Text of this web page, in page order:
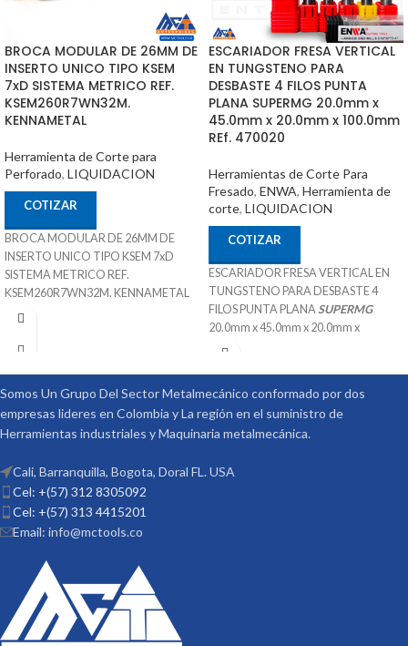
BROCA MODULAR DE 26MM DE
INSERTO UNICO TIPO KSEM
7xD SISTEMA METRICO REF.
KSEM260R7WN32M.
KENNAMETAL
Herramienta de Corte para
Perforado, LIQUIDACION
COTIZAR
BROCA MODULAR DE 26MM DE
INSERTO UNICO TIPO KSEM 7xD
SISTEMA METRICO REF.
KSEM260R7WN32M. KENNAMETAL
26mm x 32mm x 182mm x 278mm
Sistema de Refrigeración
Puede Trabajar Materiales Pof Mof K-
N - S
Procedencia ALEMANIA
ESCARIADOR FRESA VERTICAL
EN TUNGSTENO PARA
DESBASTE 4 FILOS PUNTA
PLANA SUPERMG 20.0mm x
45.0mm x 20.0mm x 100.0mm
REf. 470020
Herramientas de Corte Para
Fresado, ENWA, Herramienta de
corte, LIQUIDACION
COTIZAR
ESCARIADOR FRESA VERTICAL EN
TUNGSTENO PARA DESBASTE 4
FILOS PUNTA PLANASUPERMG
20.0mm x 45.0mm x 20.0mm x
100.0mm
Recubrimiento TiAIN
Especial para aplicaciones de
mecanizado P K H
Suministrado por McT-Enterprises
Somos Un Grupo Del Sector Metalmecánico conformado por dos
empresas lideres en Colombia y La región en el suministro de
Herramientas industriales y Maquinaria metalmecánica.
Cali, Barranquilla, Bogota, Doral FL. USA
Cel: +(57) 312 8305092
Cel: +(57) 313 4415201
Email: info@mctools.co